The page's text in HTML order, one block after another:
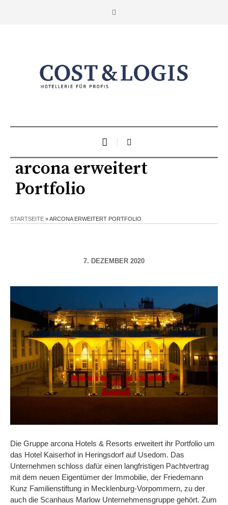
arcona erweitert
Portfolio
STARTSEITE »ARCONA ERWEITERT PORTFOLIO
7. DEZEMBER 2020
Die Gruppe arcona Hotels & Resorts erweitert ihr Portfolio um
das Hotel Kaiserhof in Heringsdorf auf Usedom. Das
Unternehmen schloss dafür einen langfristigen Pachtvertrag
mit dem neuen Eigentümer der Immobilie, der Friedemann
Kunz Familienstiftung in Mecklenburg-Vorpommern, zu der
auch die Scanhaus Marlow Unternehmensgruppe gehört. Zum